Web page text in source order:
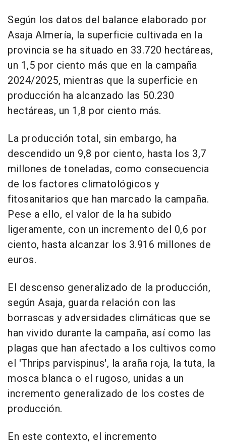
Según los datos del balance elaborado por
Asaja Almería, la superficie cultivada en la
provincia se ha situado en 33.720 hectáreas,
un 1,5 por ciento más que en la campaña
2024/2025, mientras que la superficie en
producción ha alcanzado las 50.230
hectáreas, un 1,8 por ciento más.
La producción total, sin embargo, ha
descendido un 9,8 por ciento, hasta los 3,7
millones de toneladas, como consecuencia
de los factores climatológicos y
fitosanitarios que han marcado la campaña.
Pese a ello, el valor de la ha subido
ligeramente, con un incremento del 0,6 por
ciento, hasta alcanzar los 3.916 millones de
euros.
El descenso generalizado de la producción,
según Asaja, guarda relación con las
borrascas y adversidades climáticas que se
han vivido durante la campaña, así como las
plagas que han afectado a los cultivos como
el 'Thrips parvispinus', la araña roja, la tuta, la
mosca blanca o el rugoso, unidas a un
incremento generalizado de los costes de
producción.
En este contexto, el incremento